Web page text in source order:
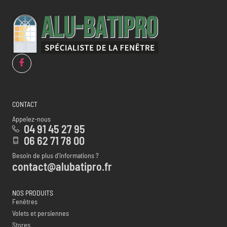
CONTACT
Appelez-nous
04 91 45 27 95
06 62 71 78 00
Besoin de plus d’informations ?
contact@alubatipro.fr
NOS PRODUITS
Fenêtres
Volets et persiennes
Stores